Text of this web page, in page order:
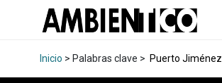
Inicio > Palabras clave > Puerto Jiménez